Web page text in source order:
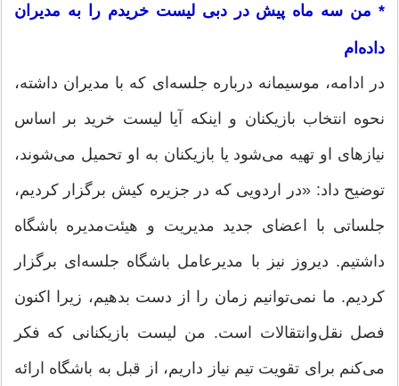
* من سه ماه پیش در دبی لیست خریدم را به مدیران
داده‌ام
در ادامه، موسیمانه درباره جلسه‌ای که با مدیران داشته،
نحوه انتخاب بازیکنان و اینکه آیا لیست خرید بر اساس
نیازهای او تهیه می‌شود یا بازیکنان به او تحمیل می‌شوند،
توضیح داد: «در اردویی که در جزیره کیش برگزار کردیم،
جلساتی با اعضای جدید مدیریت و هیئت‌مدیره باشگاه
داشتیم. دیروز نیز با مدیرعامل باشگاه جلسه‌ای برگزار
کردیم. ما نمی‌توانیم زمان را از دست بدهیم، زیرا اکنون
فصل نقل‌وانتقالات است. من لیست بازیکنانی که فکر
می‌کنم برای تقویت تیم نیاز داریم، از قبل به باشگاه ارائه